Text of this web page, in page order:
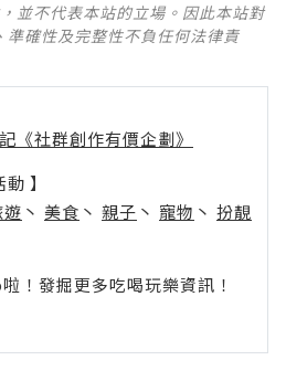
並不代表本站的立場。因此本站對
準確性及完整性不負任何法律責
《社群創作有價企劃》
】
丶 美食 丶 親子 丶 寵物 丶 扮靚
！發掘更多吃喝玩樂資訊！